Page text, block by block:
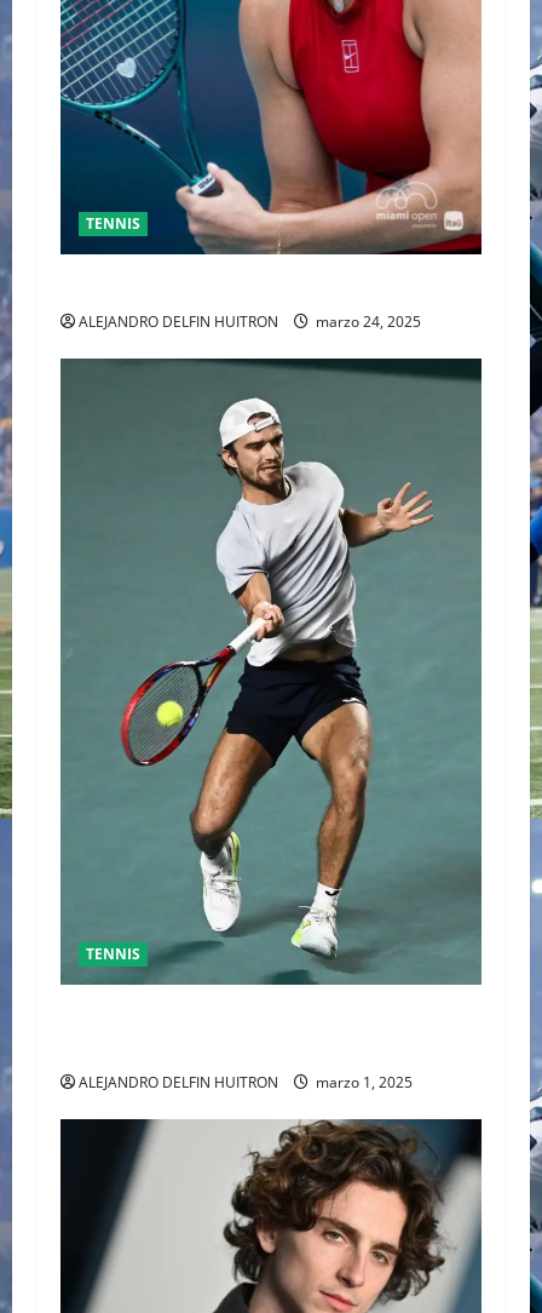
TENNIS
ALEJANDRO DELFIN HUITRON marzo 24, 2025
TENNIS
ALEJANDRO DELFIN HUITRON marzo 1, 2025